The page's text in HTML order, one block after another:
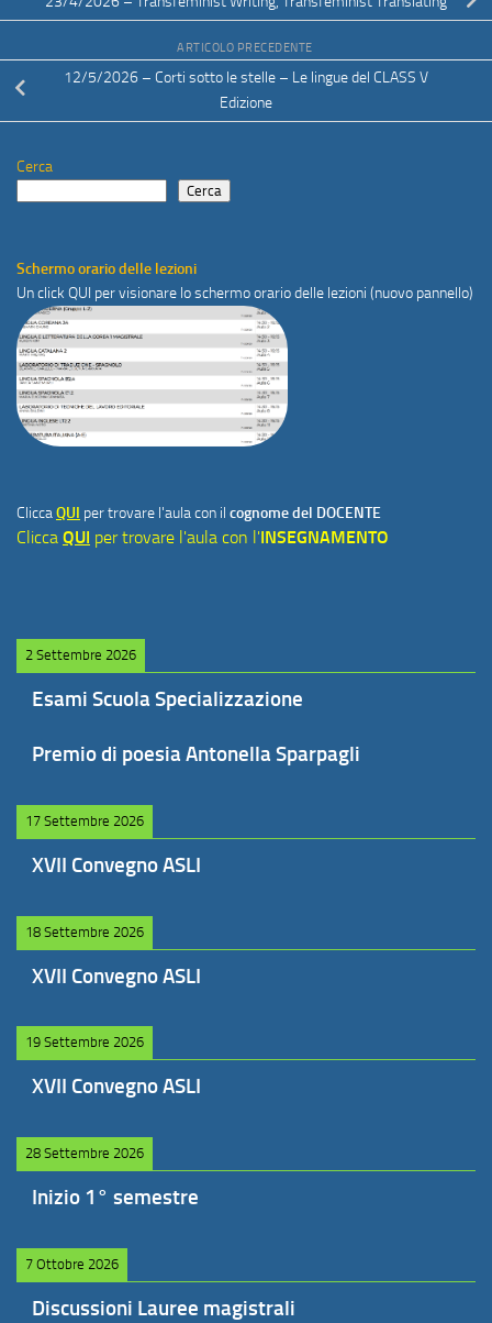
ARTICOLO PRECEDENTE
12/5/2026 – Corti sotto le stelle – Le lingue del CLASS V
Edizione
Cerca
Cerca
Schermo orario delle lezioni
Un click QUI per visionare lo schermo orario delle lezioni (nuovo pannello)
CliccaQUI per trovare l'aula con il cognome del DOCENTE
Clicca QUI per trovare l'aula con l'INSEGNAMENTO
2 Settembre 2026
Esami Scuola Specializzazione
Premio di poesia Antonella Sparpagli
17 Settembre 2026
XVII Convegno ASLI
18 Settembre 2026
XVII Convegno ASLI
19 Settembre 2026
XVII Convegno ASLI
28 Settembre 2026
Inizio 1° semestre
7 Ottobre 2026
Discussioni Lauree magistrali